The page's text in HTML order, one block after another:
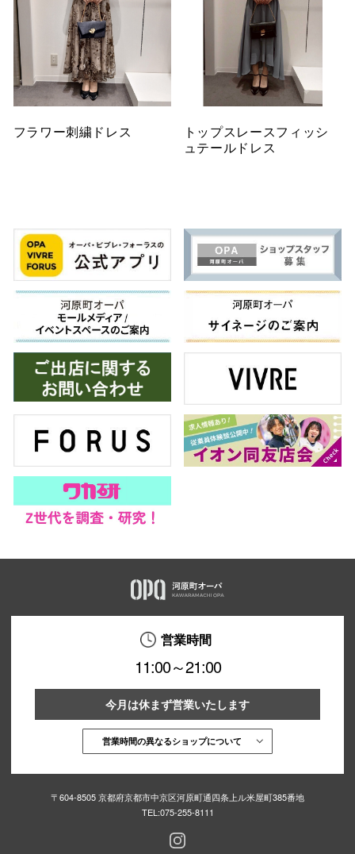
フラワー刺繍ドレス
トップスレースフィッシ
ュテールドレス
営業時間
11:00～21:00
今月は休まず営業いたします
営業時間の異なるショップについて
〒604-8505 京都府京都市中京区河原町通四条上ル米屋町385番地
TEL:075-255-8111